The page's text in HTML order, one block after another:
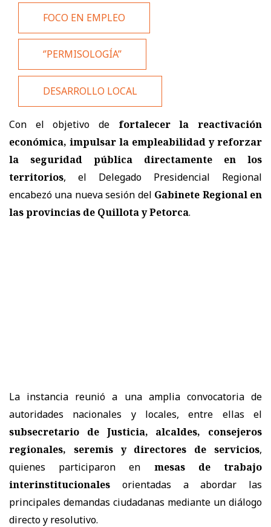
FOCO EN EMPLEO
‘’PERMISOLOGÍA’’
DESARROLLO LOCAL
Con el objetivo de fortalecer la reactivación
económica, impulsar la empleabilidad y reforzar
la seguridad pública directamente en los
territorios, el Delegado Presidencial Regional
encabezó una nueva sesión del Gabinete Regional en
las provincias de Quillota y Petorca.
La instancia reunió a una amplia convocatoria de
autoridades nacionales y locales, entre ellas el
subsecretario de Justicia, alcaldes, consejeros
regionales, seremis y directores de servicios,
quienes participaron en mesas de trabajo
interinstitucionales orientadas a abordar las
principales demandas ciudadanas mediante un diálogo
directo y resolutivo.